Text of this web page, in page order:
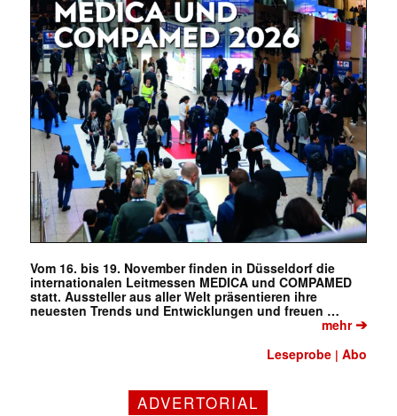
Vom 16. bis 19. November finden in Düsseldorf die
internationalen Leitmessen MEDICA und COMPAMED
statt. Aussteller aus aller Welt präsentieren ihre
neuesten Trends und Entwicklungen und freuen …
mehr➔
Leseprobe |Abo
ADVERTORIAL